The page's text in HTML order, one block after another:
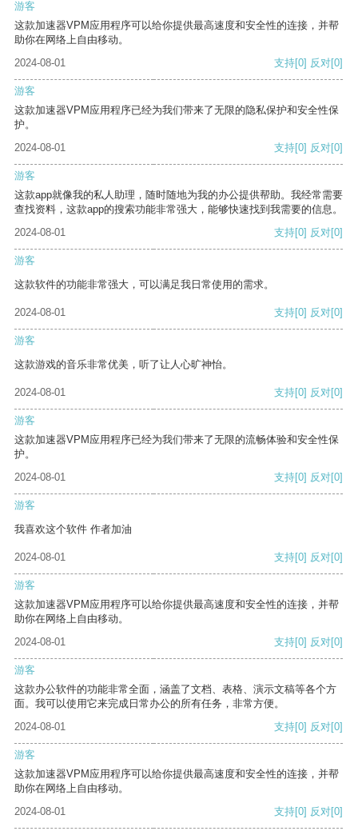
游客
这款加速器VPM应用程序可以给你提供最高速度和安全性的连接，并帮
助你在网络上自由移动。
2024-08-01
支持[0] 反对[0]
游客
这款加速器VPM应用程序已经为我们带来了无限的隐私保护和安全性保
护。
2024-08-01
支持[0] 反对[0]
游客
这款app就像我的私人助理，随时随地为我的办公提供帮助。我经常需要
查找资料，这款app的搜索功能非常强大，能够快速找到我需要的信息。
2024-08-01
支持[0] 反对[0]
游客
这款软件的功能非常强大，可以满足我日常使用的需求。
2024-08-01 支持[0] 反对[0]
游客
这款游戏的音乐非常优美，听了让人心旷神怡。
2024-08-01 支持[0] 反对[0]
游客
这款加速器VPM应用程序已经为我们带来了无限的流畅体验和安全性保
护。
2024-08-01
支持[0] 反对[0]
游客
我喜欢这个软件 作者加油
2024-08-01 支持[0] 反对[0]
游客
这款加速器VPM应用程序可以给你提供最高速度和安全性的连接，并帮
助你在网络上自由移动。
2024-08-01
支持[0] 反对[0]
游客
这款办公软件的功能非常全面，涵盖了文档、表格、演示文稿等各个方
面。我可以使用它来完成日常办公的所有任务，非常方便。
2024-08-01
支持[0] 反对[0]
游客
这款加速器VPM应用程序可以给你提供最高速度和安全性的连接，并帮
助你在网络上自由移动。
2024-08-01
支持[0] 反对[0]